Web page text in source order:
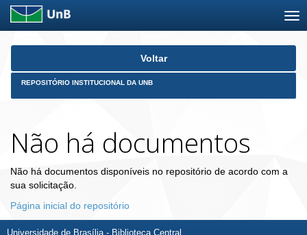
Skip
Voltar
REPOSITÓRIO INSTITUCIONAL DA UNB
Não há documentos
Não há documentos disponíveis no repositório de acordo com a
sua solicitação.
Página inicial do repositório
Universidade de Brasília - Biblioteca Central